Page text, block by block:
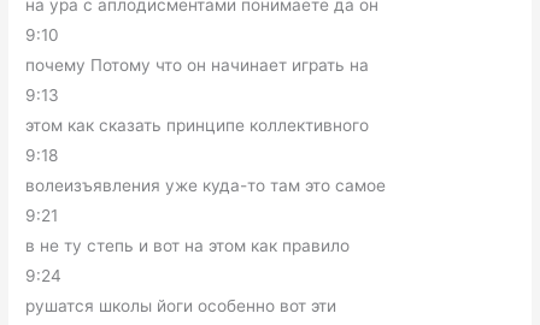
на ура с аплодисментами понимаете да он
9:10
почему Потому что он начинает играть на
9:13
этом как сказать принципе коллективного
9:18
волеизъявления уже куда-то там это самое
9:21
в не ту степь и вот на этом как правило
9:24
рушатся школы йоги особенно вот эти